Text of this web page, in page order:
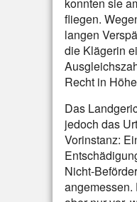
fliegen.
langen
die Klägerin
Recht in
Das
jedoch das
Vorinstanz:
Nicht-